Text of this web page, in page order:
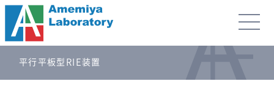
平行平板型RIE装置